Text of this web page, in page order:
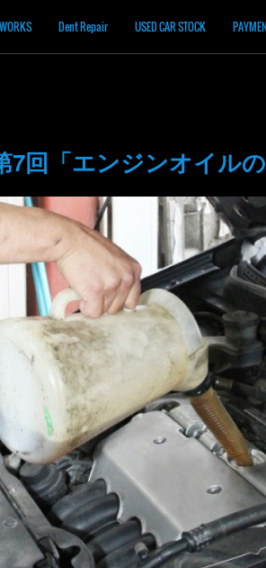
WORKS Dent Repair USED CAR STOCK
回「エンジンオイル